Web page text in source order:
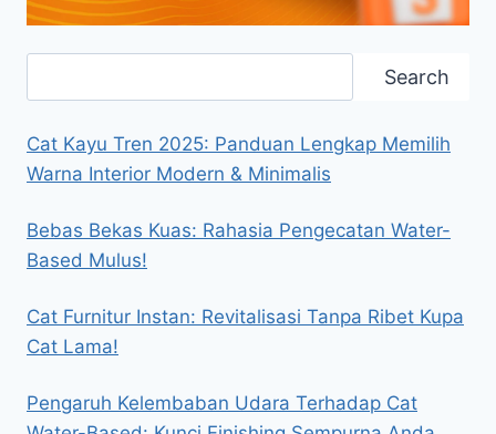
Search
Cat Kayu Tren 2025: Panduan Lengkap Memilih
Warna Interior Modern & Minimalis
Bebas Bekas Kuas: Rahasia Pengecatan Water-
Based Mulus!
Cat Furnitur Instan: Revitalisasi Tanpa Ribet Kupa
Cat Lama!
Pengaruh Kelembaban Udara Terhadap Cat